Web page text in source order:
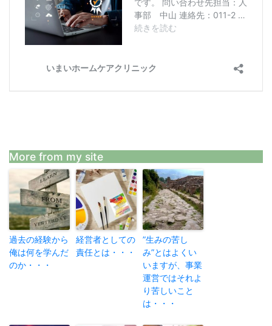
More from my site
過去の経験から
俺は何を学んだ
のか・・・
経営者としての
責任とは・・・
”生みの苦し
み”とはよくい
いますが、事業
運営ではそれよ
り苦しいこと
は・・・